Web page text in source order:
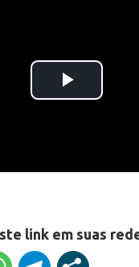
link em suas